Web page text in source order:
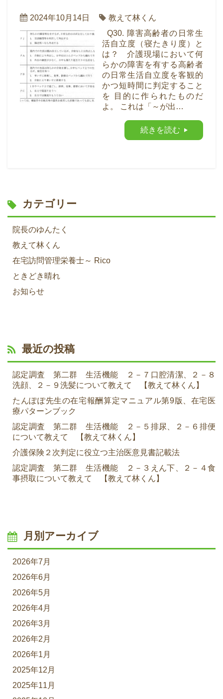
2024年10月14日
教えて林くん
Q30. 障害高齢者の日常生
活自立度（寝たきり度）と
は？ 介護現場において何
らかの障害を有する高齢者
の日常生活自立度を客観的
かつ短時間に判定すること
を 目的に作られたものだ
よ。 これは「～が出…
続きを読む
カテゴリー
院長のゆんたく
教えて林くん
在宅訪問管理栄養士～ Rico
ときどき晴れ
お知らせ
最近の投稿
認定調査 第二群 生活機能 ２－７口腔清潔、２－８
洗顔、２－９洗髪について教えて 【教えて林くん】
たんぽぽ先生の在宅報酬算定マニュアル第9版、在宅医
療パターンブック
認定調査 第二群 生活機能 ２－５排尿、２－６排便
について教えて 【教えて林くん】
介護保険２次判定に役立つ主治医意見書記載法
認定調査 第二群 生活機能 ２－３えん下、２－４食
事摂取について教えて 【教えて林くん】
月別アーカイブ
2026年7月
2026年6月
2026年5月
2026年4月
2026年3月
2026年2月
2026年1月
2025年12月
2025年11月